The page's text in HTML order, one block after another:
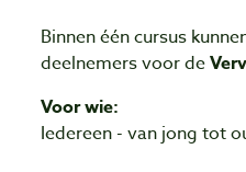
Binnen één cursus
deelnemers voor de
Voor wie:
Iedereen - van jong tot